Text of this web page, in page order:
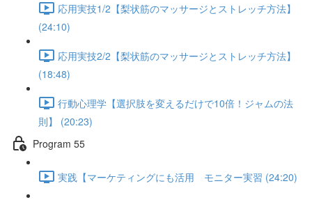
応用実技1/2【梨状筋のマッサージとストレッチ方法】
(24:10)
応用実技2/2【梨状筋のマッサージとストレッチ方法】
(18:48)
行動心理学【選択肢を変えるだけで10倍！ジャムの法
則】 (20:23)
Program 55
実践【マーケティングにも活用 モニター実習 (24:20)